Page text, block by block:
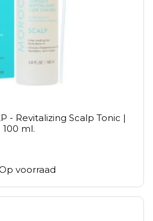
- Revitalizing Scalp Tonic |
100 ml.
voorraad